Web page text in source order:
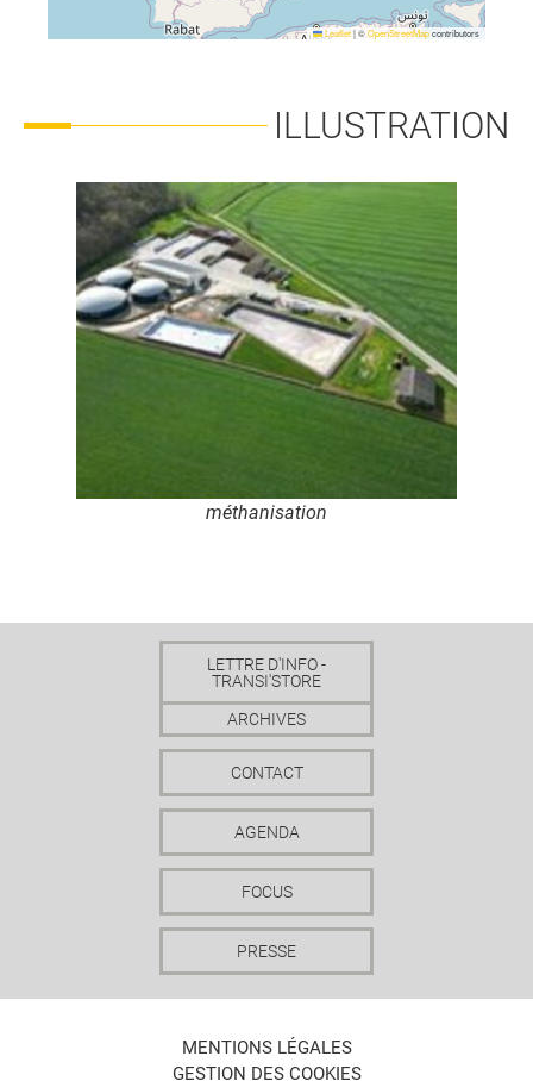
Leaflet |©OpenStreetMapcontributors
ILLUSTRATION
méthanisation
LETTRE D'INFO -
TRANSI'STORE
ARCHIVES
CONTACT
AGENDA
FOCUS
PRESSE
MENTIONS LÉGALES
GESTION DES COOKIES